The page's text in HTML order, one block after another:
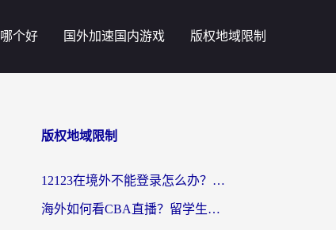
个好 国外加速国内游戏 版权地域限制
版权地域限制
12123在境外不能登录怎么办？海外党亲测有效的回国加速方案
海外如何看CBA直播？留学生亲测有效的体育赛事观看指南